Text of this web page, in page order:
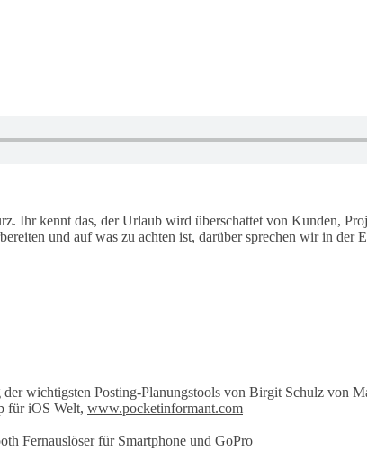
Ihr kennt das, der Urlaub wird überschattet von Kunden,
und auf was zu achten ist, darüber sprechen wir in der
wichtigsten Posting-Planungstools von Birgit Schulz von
für iOS Welt, www.pocketinformant.com
Fernauslöser für Smartphone und GoPro